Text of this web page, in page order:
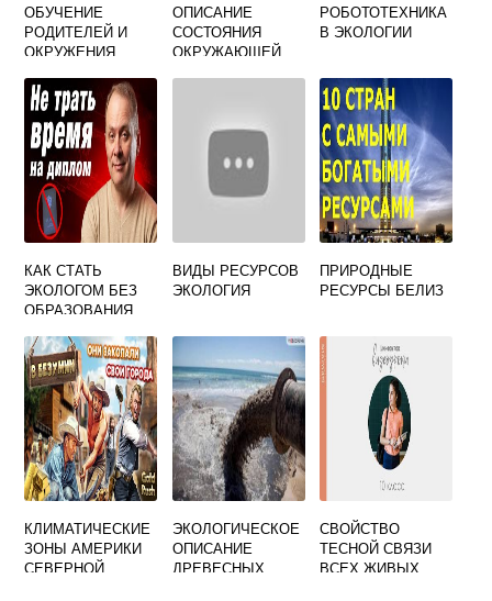
ОБУЧЕНИЕ
РОДИТЕЛЕЙ И
ОКРУЖЕНИЯ
ПРИНЦИПАМ
СОЗДАНИЯ
БЕЗОПАСНОЙ
ОКРУЖАЮЩЕЙ
СРЕДЫ
ОПИСАНИЕ
СОСТОЯНИЯ
ОКРУЖАЮЩЕЙ
РОБОТОТЕХНИКА
В ЭКОЛОГИИ
КАК СТАТЬ
ЭКОЛОГОМ БЕЗ
ОБРАЗОВАНИЯ
ВИДЫ РЕСУРСОВ
ЭКОЛОГИЯ
ПРИРОДНЫЕ
РЕСУРСЫ БЕЛИЗ
КЛИМАТИЧЕСКИЕ
ЗОНЫ АМЕРИКИ
СЕВЕРНОЙ
ЭКОЛОГИЧЕСКОЕ
ОПИСАНИЕ
ДРЕВЕСНЫХ
СВОЙСТВО
ТЕСНОЙ СВЯЗИ
ВСЕХ ЖИВЫХ